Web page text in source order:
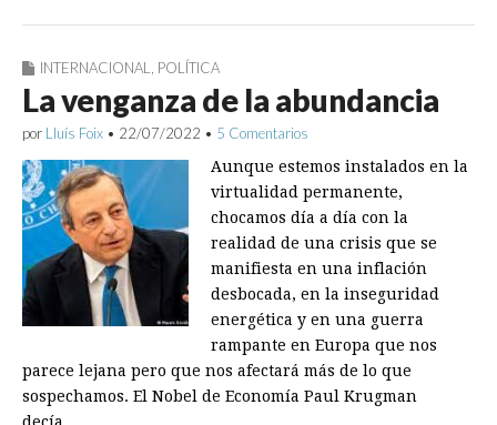
INTERNACIONAL POLÍTICA
La venganza de la abundancia
por Lluís Foix • 22/07/2022 • 5 Comentarios
Aunque estemos insta­lados en la
virtualidad permanente,
chocamos día a día con la
realidad de una crisis que se
manifiesta en una inflación
desbocada, en la inseguridad
energética y en una guerra
rampante en Europa que nos
parece lejana pero que nos afectará más de lo que
sospechamos. El Nobel de Economía Paul Krugman